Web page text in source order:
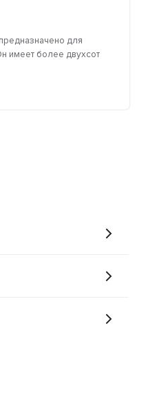
для
имеет более двухсот